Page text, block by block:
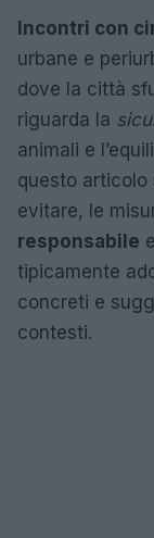
Incontri con
urbane e
dove la città
riguarda la
animali e
questo articolo
evitare, le
responsabile
tipicamente
concreti e
contesti.